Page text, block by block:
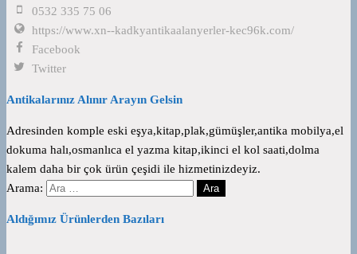
0532 335 75 06
https://www.xn--kadkyantikaalanyerler-kec96k.com/
Facebook
Twitter
Antikalarınız Alınır Arayın Gelsin
Adresinden komple eski eşya,kitap,plak,gümüşler,antika mobilya,el
dokuma halı,osmanlıca el yazma kitap,ikinci el kol saati,dolma
kalem daha bir çok ürün çeşidi ile hizmetinizdeyiz.
Arama:
Aldığımız Ürünlerden Bazıları